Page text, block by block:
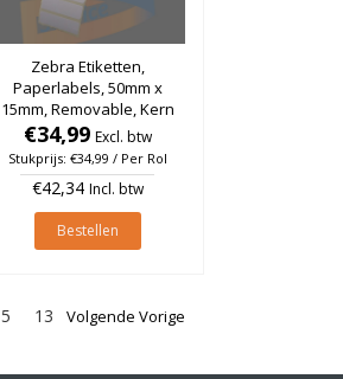
Zebra Etiketten,
Paperlabels, 50mm x
15mm, Removable, Kern
25mm, rol à 3.725 stuks
€34,99 Excl. btw
Stukprijs: €34,99 / Per Rol
€42,34 Incl. btw
Bestellen
5 13 Volgende Vorige